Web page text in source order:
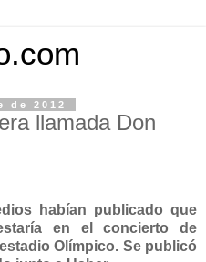
de 2012
llamada Don
habían publicado que
en el concierto de
Olímpico. Se publicó